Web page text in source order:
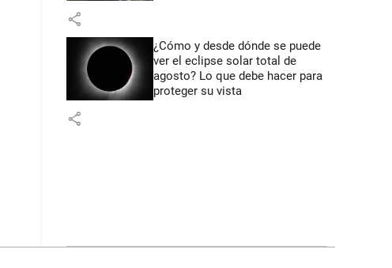
share
¿Cómo y desde dónde se puede
ver el eclipse solar total de
agosto? Lo que debe hacer para
proteger su vista
share